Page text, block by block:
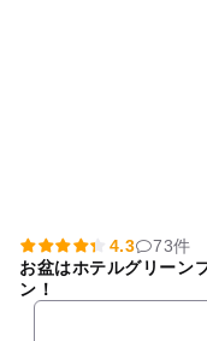
4.3
73件
お盆はホテルグリーン
ン！